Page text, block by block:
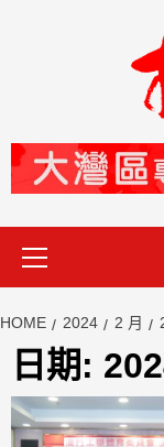
HOME 2024 2 月
日期: